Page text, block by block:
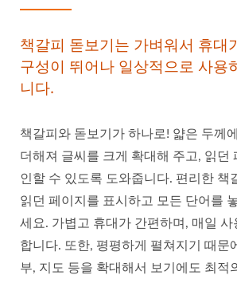
책갈피 돋보기는 가벼워서 휴대
구성이 뛰어나 일상적으로 사용
니다.
책갈피와 돋보기가 하나로! 얇은 두께
더해져 글씨를 크게 확대해 주고, 읽던
인할 수 있도록 도와줍니다. 편리한 책
읽던 페이지를 표시하고 모든 단어를
세요. 가볍고 휴대가 간편하며, 매일
합니다. 또한, 평평하게 펼쳐지기 때문
부, 지도 등을 확대해서 보기에도 최적